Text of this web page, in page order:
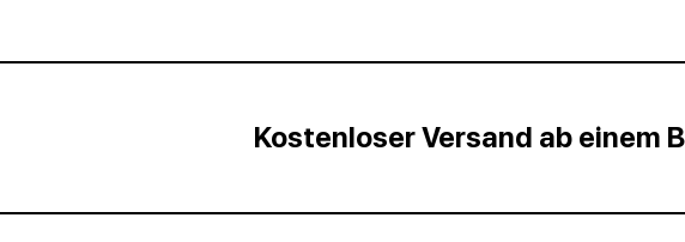
Kostenloser Versand ab einem